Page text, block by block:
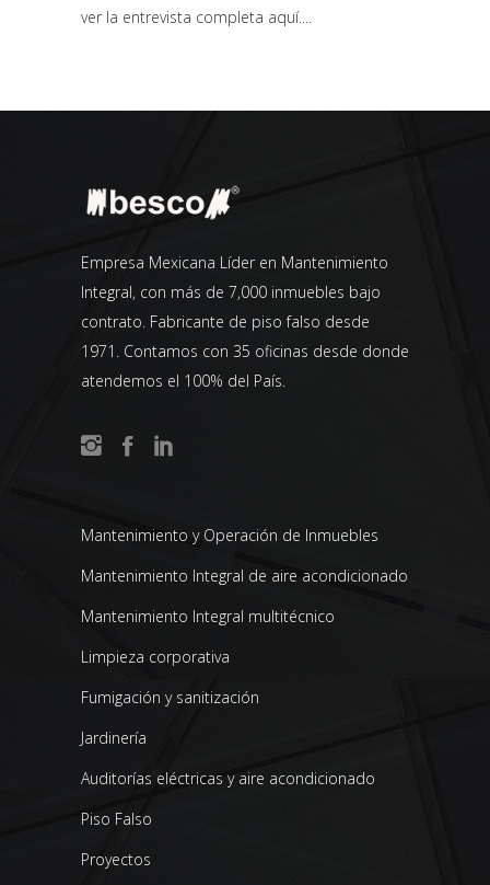
ver la entrevista completa aquí.
Empresa Mexicana Líder en Mantenimiento
Integral, con más de 7,000 inmuebles bajo
contrato. Fabricante de piso falso desde
1971. Contamos con 35 oficinas desde donde
atendemos el 100% del País.
Mantenimiento y Operación de Inmuebles
Mantenimiento Integral de aire acondicionado
Mantenimiento Integral multitécnico
Limpieza corporativa
Fumigación y sanitización
Jardinería
Auditorías eléctricas y aire acondicionado
Piso Falso
Proyectos